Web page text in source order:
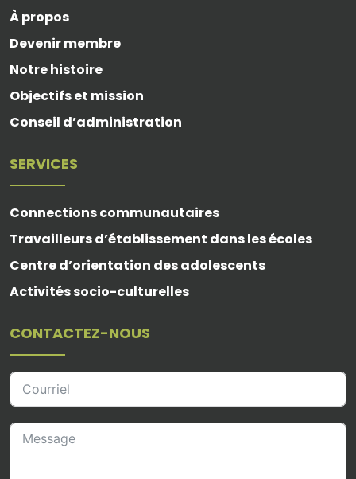
À propos
Devenir membre
Notre histoire
Objectifs et mission
Conseil d’administration
SERVICES
Connections communautaires
Travailleurs d’établissement dans les écoles
Centre d’orientation des adolescents
Activités socio-culturelles
CONTACTEZ-NOUS